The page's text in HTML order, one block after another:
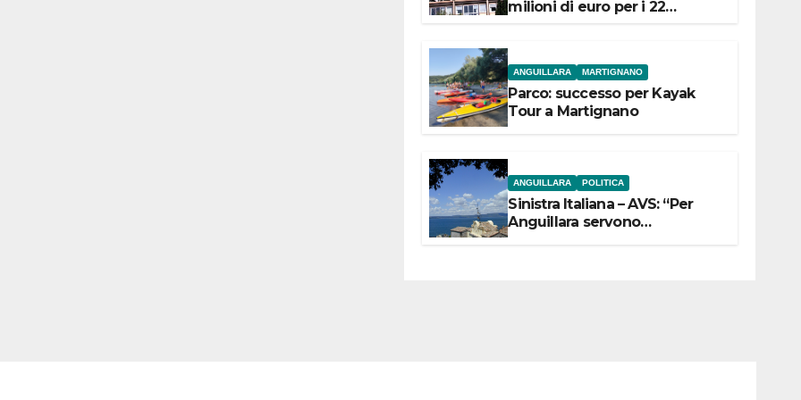
milioni di euro per i 22
ANGUILLARA MARTIGNANO
Parco: successo per Kayak
Tour a Martignano
ANGUILLARA POLITICA
Sinistra Italiana – AVS: “Per
Anguillara servono